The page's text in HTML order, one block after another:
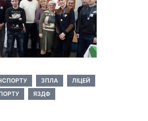
ЗПЛА
ЛІЦЕЙ
ЯЗДФ